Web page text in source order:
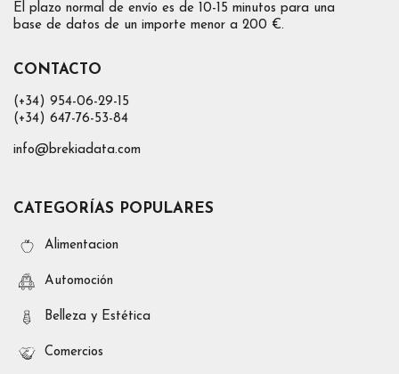
El plazo normal de envío es de 10-15 minutos para una
base de datos de un importe menor a 200 €.
CONTACTO
(+34) 954-06-29-15
(+34) 647-76-53-84
info@brekiadata.com
CATEGORÍAS POPULARES
Alimentacion
Automoción
Belleza y Estética
Comercios